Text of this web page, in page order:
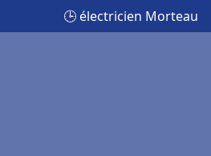
🕒 électricien Morteau